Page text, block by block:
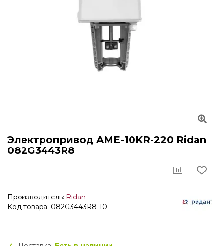
Электропривод AME-10KR-220 Ridan
082G3443R8
Производитель: Ridan
Код товара: 082G3443R8-10